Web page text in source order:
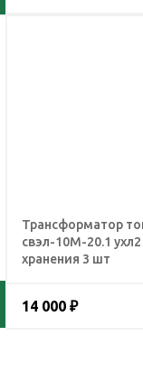
Трансформатор
свэл-10М-20.1
хранения 3 шт
14 000 ₽